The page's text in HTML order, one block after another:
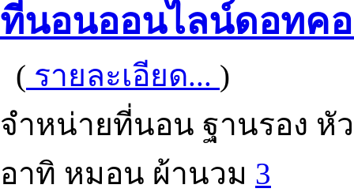
ที่นอนออนไลน์ดอทค
( รายละเอียด... )
จำหน่ายที่นอน ฐานรอง หั
อาทิ หมอน ผ้านวม 3